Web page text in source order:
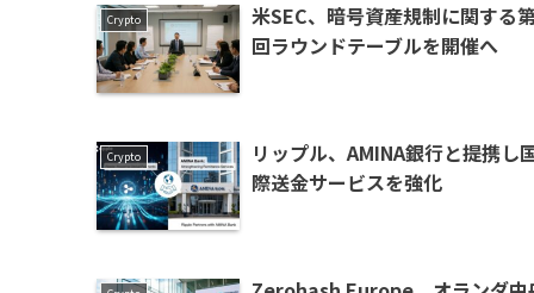
Crypto
米SEC、暗号資産規制に関する
回ラウンドテーブルを開催へ
Crypto
リップル、AMINA銀行と提携し
際送金サービスを強化